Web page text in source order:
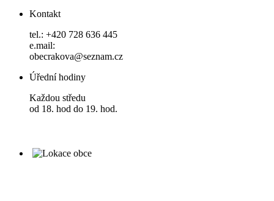
Kontakt
tel.: +420 728 636 445
e.mail:
obecrakova@seznam.cz
Úřední hodiny
Každou středu
od 18. hod do 19. hod.